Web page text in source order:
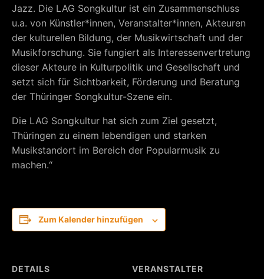
Jazz. Die LAG Songkultur ist ein Zusammenschluss
u.a. von Künstler*innen, Veranstalter*innen, Akteuren
der kulturellen Bildung, der Musikwirtschaft und der
Musikforschung. Sie fungiert als Interessenvertretung
dieser Akteure in Kulturpolitik und Gesellschaft und
setzt sich für Sichtbarkeit, Förderung und Beratung
der Thüringer Songkultur-Szene ein.
Die LAG Songkultur hat sich zum Ziel gesetzt,
Thüringen zu einem lebendigen und starken
Musikstandort im Bereich der Popularmusik zu
machen.“
Zum Kalender hinzufügen
DETAILS
VERANSTALTER